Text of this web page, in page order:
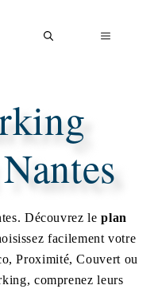
MENU
Découvrez leplan
facilement votre
Proximité, Couvert ou
comprenez leurs